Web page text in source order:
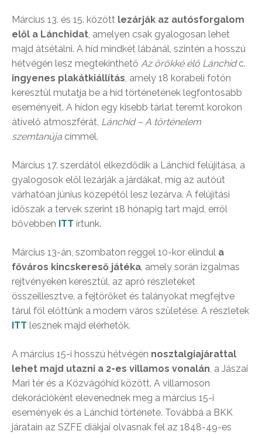
Március 13. és 15. között lezárják az autósforgalom
elől a Lánchidat , amelyen csak gyalogosan lehet
majd átsétálni. A híd mindkét lábánál, szintén a hosszú
hétvégén lesz megtekinthető Az örökké élő Lánchídc.
ingyenes plakátkiállítás , amely 18 korabeli fotón
keresztül mutatja be a híd történetének legfontosabb
eseményeit. A hídon egy kisebb tárlat teremt korokon
átívelő atmoszférát, Lánchíd – A történelem
szemtanúja címmel.
Március 17. szerdától elkezdődik a Lánchíd felújítása, a
gyalogosok elől lezárják a járdákat, míg az autóút
várhatóan június közepétől lesz lezárva. A felújítási
időszak a tervek szerint 18 hónapig tart majd, erről
bővebben ITT írtunk.
Március 13-án, szombaton reggel 10-kor elindul a
főváros kincskereső játéka , amely során izgalmas
rejtvényeken keresztül, az apró részleteket
összeillesztve, a fejtörőket és talányokat megfejtve
tárul föl előttünk a modern város születése. A részletek
ITT lesznek majd elérhetők.
A március 15-i hosszú hétvégén nosztalgiajárattal
lehet majd utazni a 2-es villamos vonalán , a Jászai
Mari tér és a Közvágóhíd között. A villamoson
dekorációként elevenednek meg a március 15-i
események és a Lánchíd története. Továbbá a BKK
járatain az SZFE diákjai olvasnak fel az 1848-49-es